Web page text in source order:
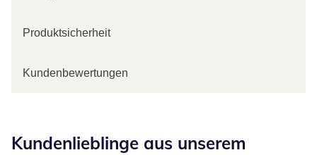
Produktsicherheit
Kundenbewertungen
Kundenlieblinge aus unserem